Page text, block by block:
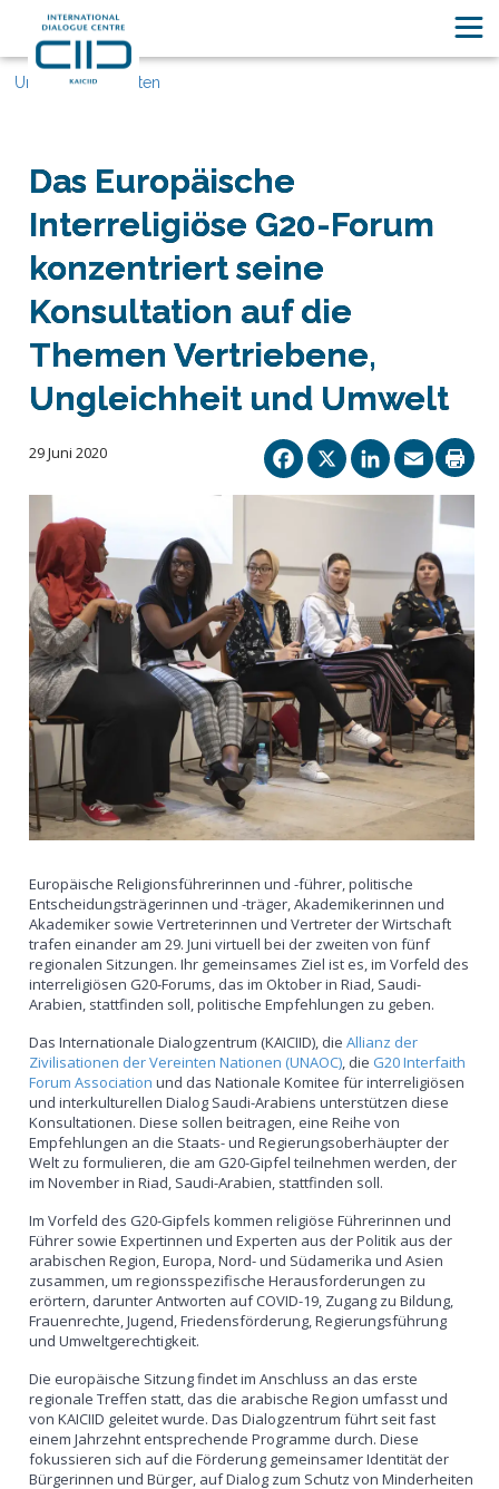
Unsere Geschichten
Das Europäische
Interreligiöse G20-Forum
konzentriert seine
Konsultation auf die
Themen Vertriebene,
Ungleichheit und Umwelt
29 Juni 2020 Facebook
X
Europäische Religionsführerinnen und -führer, politische
Entscheidungsträgerinnen und -träger, Akademikerinnen und
Akademiker sowie Vertreterinnen und Vertreter der Wirtschaft
trafen einander am 29. Juni virtuell bei der zweiten von fünf
regionalen Sitzungen. Ihr gemeinsames Ziel ist es, im Vorfeld des
interreligiösen G20-Forums, das im Oktober in Riad, Saudi-
Arabien, stattfinden soll, politische Empfehlungen zu geben.
Das Internationale Dialogzentrum (KAICIID), dieAllianz der
Zivilisationen der Vereinten Nationen (UNAOC), die G20 Interfaith
Forum Association und das Nationale Komitee für interreligiösen
und interkulturellen Dialog Saudi-Arabiens unterstützen diese
Konsultationen. Diese sollen beitragen, eine Reihe von
Empfehlungen an die Staats- und Regierungsoberhäupter der
Welt zu formulieren, die am G20-Gipfel teilnehmen werden, der
im November in Riad, Saudi-Arabien, stattfinden soll.
Im Vorfeld des G20-Gipfels kommen religiöse Führerinnen und
Führer sowie Expertinnen und Experten aus der Politik aus der
arabischen Region, Europa, Nord- und Südamerika und Asien
zusammen, um regionsspezifische Herausforderungen zu
erörtern, darunter Antworten auf COVID-19, Zugang zu Bildung,
Frauenrechte, Jugend, Friedensförderung, Regierungsführung
und Umweltgerechtigkeit.
Die europäische Sitzung findet im Anschluss an das erste
regionale Treffen statt, das die arabische Region umfasst und
von KAICIID geleitet wurde. Das Dialogzentrum führt seit fast
einem Jahrzehnt entsprechende Programme durch. Diese
fokussieren sich auf die Förderung gemeinsamer Identität der
Bürgerinnen und Bürger, auf Dialog zum Schutz von Minderheiten